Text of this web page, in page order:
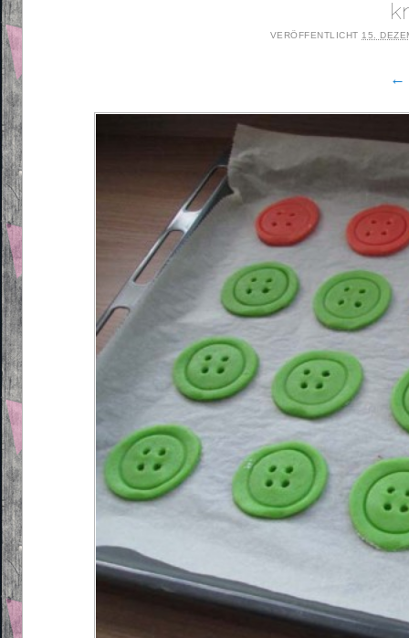
VERÖFFENTLICHT 15.
←